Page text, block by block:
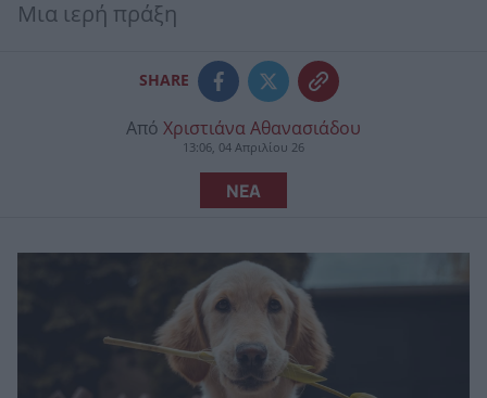
Μια ιερή πράξη
SHARE
Από Χριστιάνα Αθανασιάδου
13:06, 04 Απριλίου 26
ΝΕΑ